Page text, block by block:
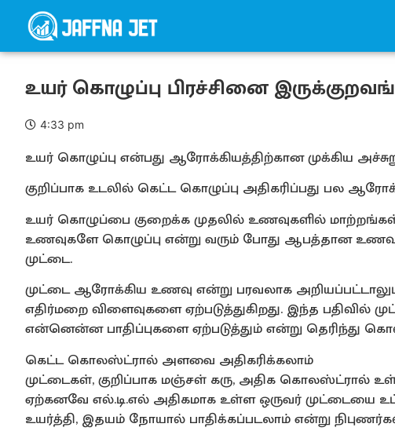
உயர் கொழுப்பு பிரச்சினை
4:33 pm
உயர் கொழுப்பு என்பது ஆரோக்கியத்திற்கான முக்கிய
குறிப்பாக உடலில் கெட்ட கொழுப்பு அதிகரிப்பது பல
உயர் கொழுப்பை குறைக்க முதலில் உணவுகளில்
உணவுகளே கொழுப்பு என்று வரும் போது ஆபத்தான
முட்டை.
முட்டை ஆரோக்கிய உணவு என்று பரவலாக
எதிர்மறை விளைவுகளை ஏற்படுத்துகிறது. இந்த பதிவில்
என்னென்ன பாதிப்புகளை ஏற்படுத்தும் என்று தெரிந்து
கெட்ட கொலஸ்ட்ரால் அளவை அதிகரிக்கலாம்
முட்டைகள், குறிப்பாக மஞ்சள் கரு, அதிக கொலஸ்ட்ரால்
ஏற்கனவே எல்.டி.எல் அதிகமாக உள்ள ஒருவர்
உயர்த்தி, இதயம் நோயால் பாதிக்கப்படலாம் என்று